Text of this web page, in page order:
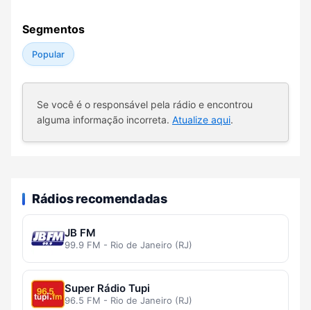
Segmentos
Popular
Se você é o responsável pela rádio e encontrou
alguma informação incorreta. Atualize aqui.
Rádios recomendadas
JB FM
99.9 FM - Rio de Janeiro (RJ)
Super Rádio Tupi
96.5 FM - Rio de Janeiro (RJ)